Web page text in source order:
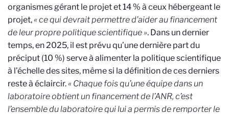
organismes gérant le projet et 14 % à ceux hébergeant le
projet,« ce qui devrait permettre d’aider au financement
de leur propre politique scientifique ». Dans un dernier
temps, en 2025, il est prévu qu’une dernière part du
préciput (10 %) serve à alimenter la politique scientifique
à l’échelle des sites, même si la définition de ces derniers
reste à éclaircir.« Chaque fois qu’une équipe dans un
laboratoire obtient un financement de l’ANR, c’est
l’ensemble du laboratoire qui lui a permis de remporter le